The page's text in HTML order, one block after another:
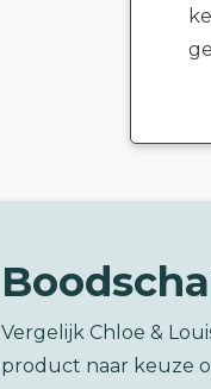
Vergelijk Chloe &
product naar keuze